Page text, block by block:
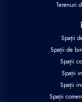
Terenuri
Spații
Spații de
Spații
Spații
Spații
Spații